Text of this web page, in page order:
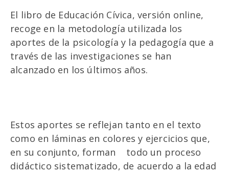
El libro de Educación Cívica, versión online,
recoge en la metodología utilizada los
aportes de la psicología y la pedagogía que a
través de las investigaciones se han
alcanzado en los últimos años.
Estos aportes se reflejan tanto en el texto
como en láminas en colores y ejercicios que,
en su conjunto, forman todo un proceso
didáctico sistematizado, de acuerdo a la edad